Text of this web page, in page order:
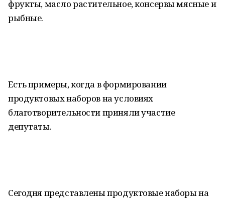
фрукты, масло растительное, консервы мясные и
рыбные.
Есть примеры, когда в формировании
продуктовых наборов на условиях
благотворительности приняли участие
депутаты.
Сегодня представлены продуктовые наборы на